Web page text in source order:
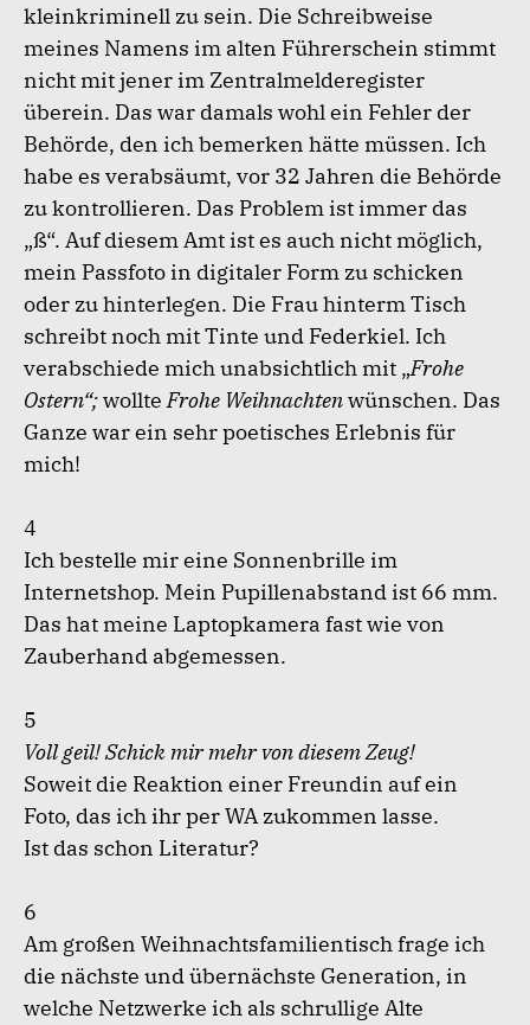
kleinkriminell zu sein. Die Schreibweise
meines Namens im alten Führerschein stimmt
nicht mit jener im Zentralmelderegister
überein. Das war damals wohl ein Fehler der
Behörde, den ich bemerken hätte müssen. Ich
habe es verabsäumt, vor 32 Jahren die Behörde
zu kontrollieren. Das Problem ist immer das
„ß“. Auf diesem Amt ist es auch nicht möglich,
mein Passfoto in digitaler Form zu schicken
oder zu hinterlegen. Die Frau hinterm Tisch
schreibt noch mit Tinte und Federkiel. Ich
verabschiede mich unabsichtlich mit „Frohe
Ostern“;wollteFrohe Weihnachtenwünschen. Das
Ganze war ein sehr poetisches Erlebnis für
mich!
4
Ich bestelle mir eine Sonnenbrille im
Internetshop. Mein Pupillenabstand ist 66 mm.
Das hat meine Laptopkamera fast wie von
Zauberhand abgemessen.
5
Voll geil! Schick mir mehr von diesem Zeug!
Soweit die Reaktion einer Freundin auf ein
Foto, das ich ihr per WA zukommen lasse.
Ist das schon Literatur?
6
Am großen Weihnachtsfamilientisch frage ich
die nächste und übernächste Generation, in
welche Netzwerke ich als schrullige Alte